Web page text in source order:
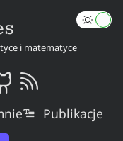
i matematyce
Publikacje